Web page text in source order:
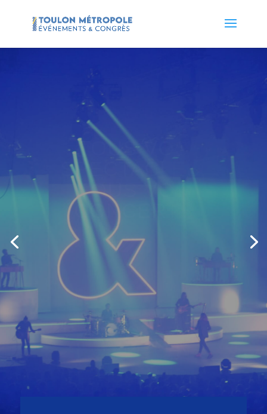
TOUS VOS
SPECTACLES,
TOUS VOS
CONCERTS
découvrir